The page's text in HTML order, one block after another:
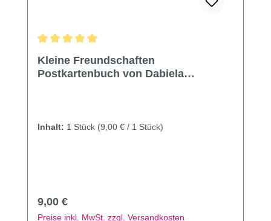
Kleine Freundschaften
Postkartenbuch von Dabiela
Inhalt: 1 Stück (9,00 € / 1 Stück)
Regulärer Preis:
9,00 €
Preise inkl. MwSt. zzgl. Versandkosten